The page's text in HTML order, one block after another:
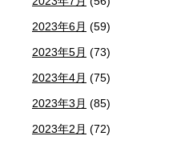
2023年6月 (59)
2023年5月 (73)
2023年4月 (75)
2023年3月 (85)
2023年2月 (72)